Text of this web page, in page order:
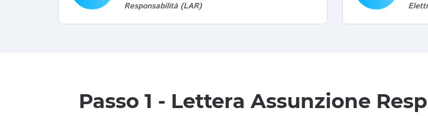
Responsabilità (LAR)
Passo 1 - Lettera Assunzione